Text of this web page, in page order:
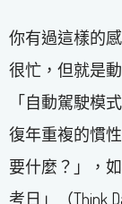
你有過這樣的
很忙，但就是
「自動駕駛模
復年重複的慣
要什麼？」，
考日」（Think